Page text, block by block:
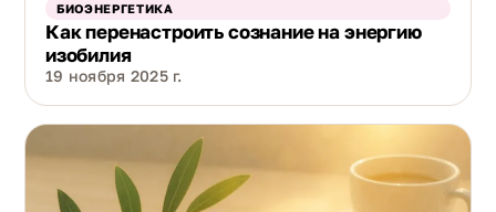
каталоге экспертов Aura7: консультация даёт
взгляд со стороны, а что делать дальше —
решаете вы.
Частые вопросы
БИОЭНЕРГЕТИКА
Как перенастроить сознание на энергию
изобилия
19 ноября 2025 г.